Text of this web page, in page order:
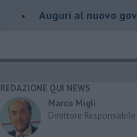
Auguri al nuovo
REDAZIONE QUI NEWS
Marco Migli
Direttore Responsabile